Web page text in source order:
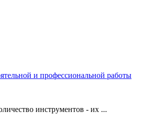
и профессиональной работы
инструментов - их ...